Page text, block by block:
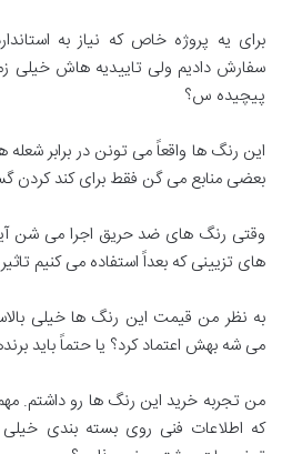
سفارش دادیم ولی تاییدیه هاش خیلی
پیچیده س؟
این رنگ ها واقعاً می تونن در برابر
بعضی منابع می گن فقط برای کند
وقتی رنگ های ضد حریق اجرا می شن
های تزیینی که بعداً استفاده می کنیم
به نظر من قیمت این رنگ ها خیلی
می شه بهش اعتماد کرد؟ یا حتماً باید
من تجربه خرید این رنگ ها رو داشتم.
که اطلاعات فنی روی بسته بندی خیلی